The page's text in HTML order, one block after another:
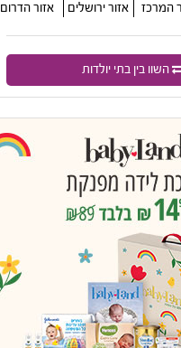
המרכז אזור ירושלים אזור הדרום
השוו בין בתי יולדות